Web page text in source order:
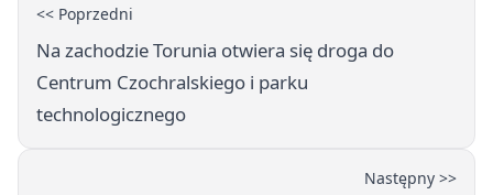
<< Poprzedni
Na zachodzie Torunia otwiera się droga do
Centrum Czochralskiego i parku
technologicznego
Następny >>